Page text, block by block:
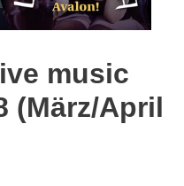
music
(März/April